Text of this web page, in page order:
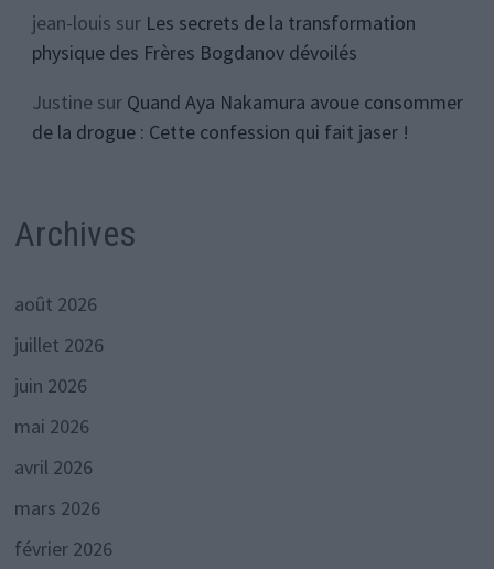
jean-louis sur Les secrets de la transformation
physique des Frères Bogdanov dévoilés
Justinesur Quand Aya Nakamura avoue consommer
de la drogue : Cette confession qui fait jaser !
Archives
août 2026
juillet 2026
juin 2026
mai 2026
avril 2026
mars 2026
février 2026